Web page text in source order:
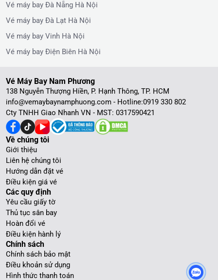
Vé máy bay Đà Nẵng Hà Nội
Vé máy bay Đà Lạt Hà Nội
Vé máy bay Vinh Hà Nội
Vé máy bay Điện Biên Hà Nội
Chính sách
Chính sách bảo mật
Điều khoản sử dụng
Hình thức thanh toán
Các quy định
Yêu cầu giấy tờ
Thủ tục sân bay
Hoàn đổi vé
Điều kiện hành lý
Về chúng tôi
Giới thiệu
Liên hệ chúng tôi
Hướng dẫn đặt vé
Điều kiện giá vé
Vé Máy Bay Nam Phương
138 Nguyễn Thượng Hiền, P. Hạnh Thông, TP. HCM
info@vemaybaynamphuong.com - Hotline:0919 330 802
Cty TNHH Giao Nhanh VN - MST: 0317590421